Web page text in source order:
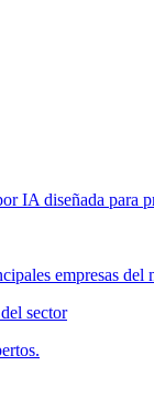
IA diseñada para
empresas del
sector